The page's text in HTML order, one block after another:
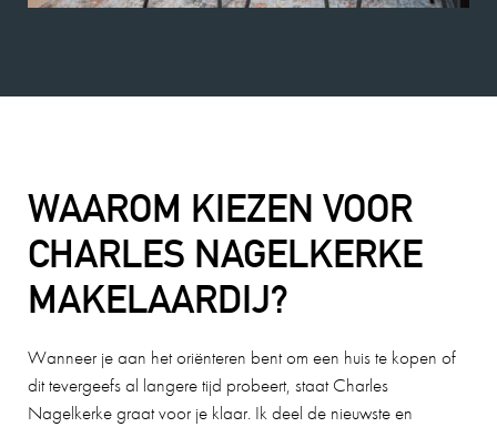
WAAROM KIEZEN VOOR
CHARLES NAGELKERKE
MAKELAARDIJ?
Wanneer je aan het oriënteren bent om een huis te kopen of
dit tevergeefs al langere tijd probeert, staat Charles
Nagelkerke graat voor je klaar. Ik deel de nieuwste en